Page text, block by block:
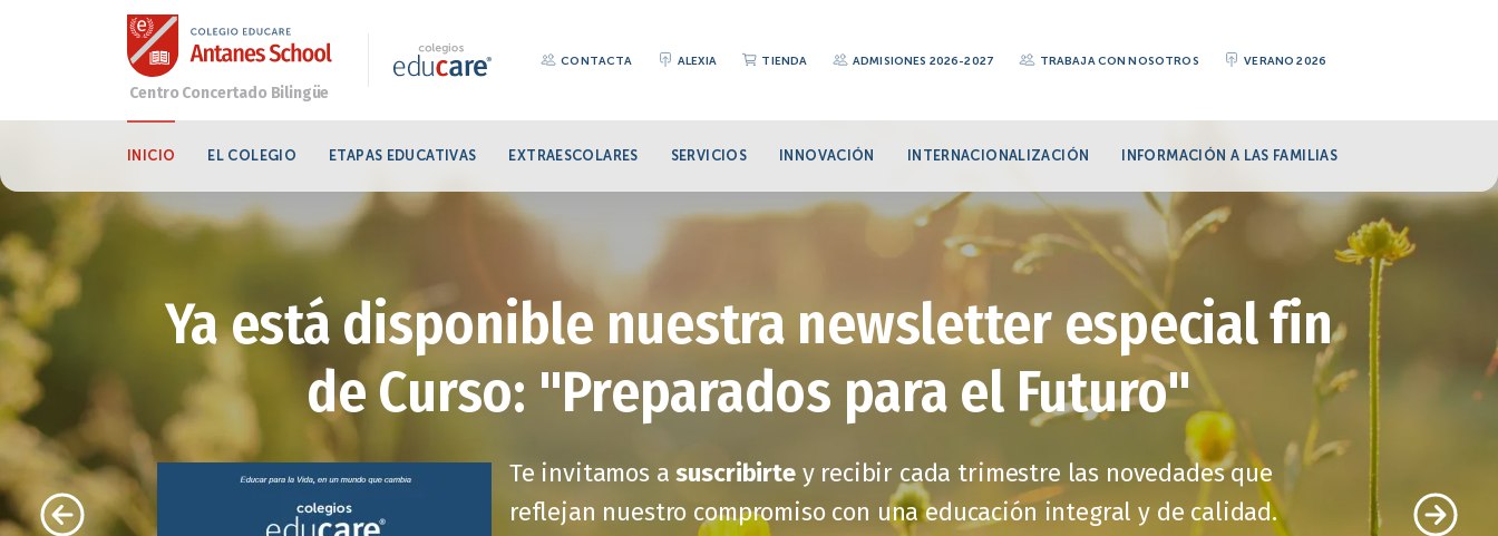
CONTACTA ALEXIA TIENDA ADMISIONES 2026-2027 TRABAJA CON NOSOTROS VERANO 2026
INICIO EL COLEGIO ETAPAS EDUCATIVAS EXTRAESCOLARES SERVICIOS INNOVACIÓN INTERNACIONALIZACIÓN INFORMACIÓN A LAS FAMILIAS
Ya está disponible nuestra newsletter especial fin
de Curso: "Preparados para el Futuro"
Te invitamos asuscribirtey recibir cada trimestre las novedades que
reflejan nuestro compromiso con una educación integral y de calidad.